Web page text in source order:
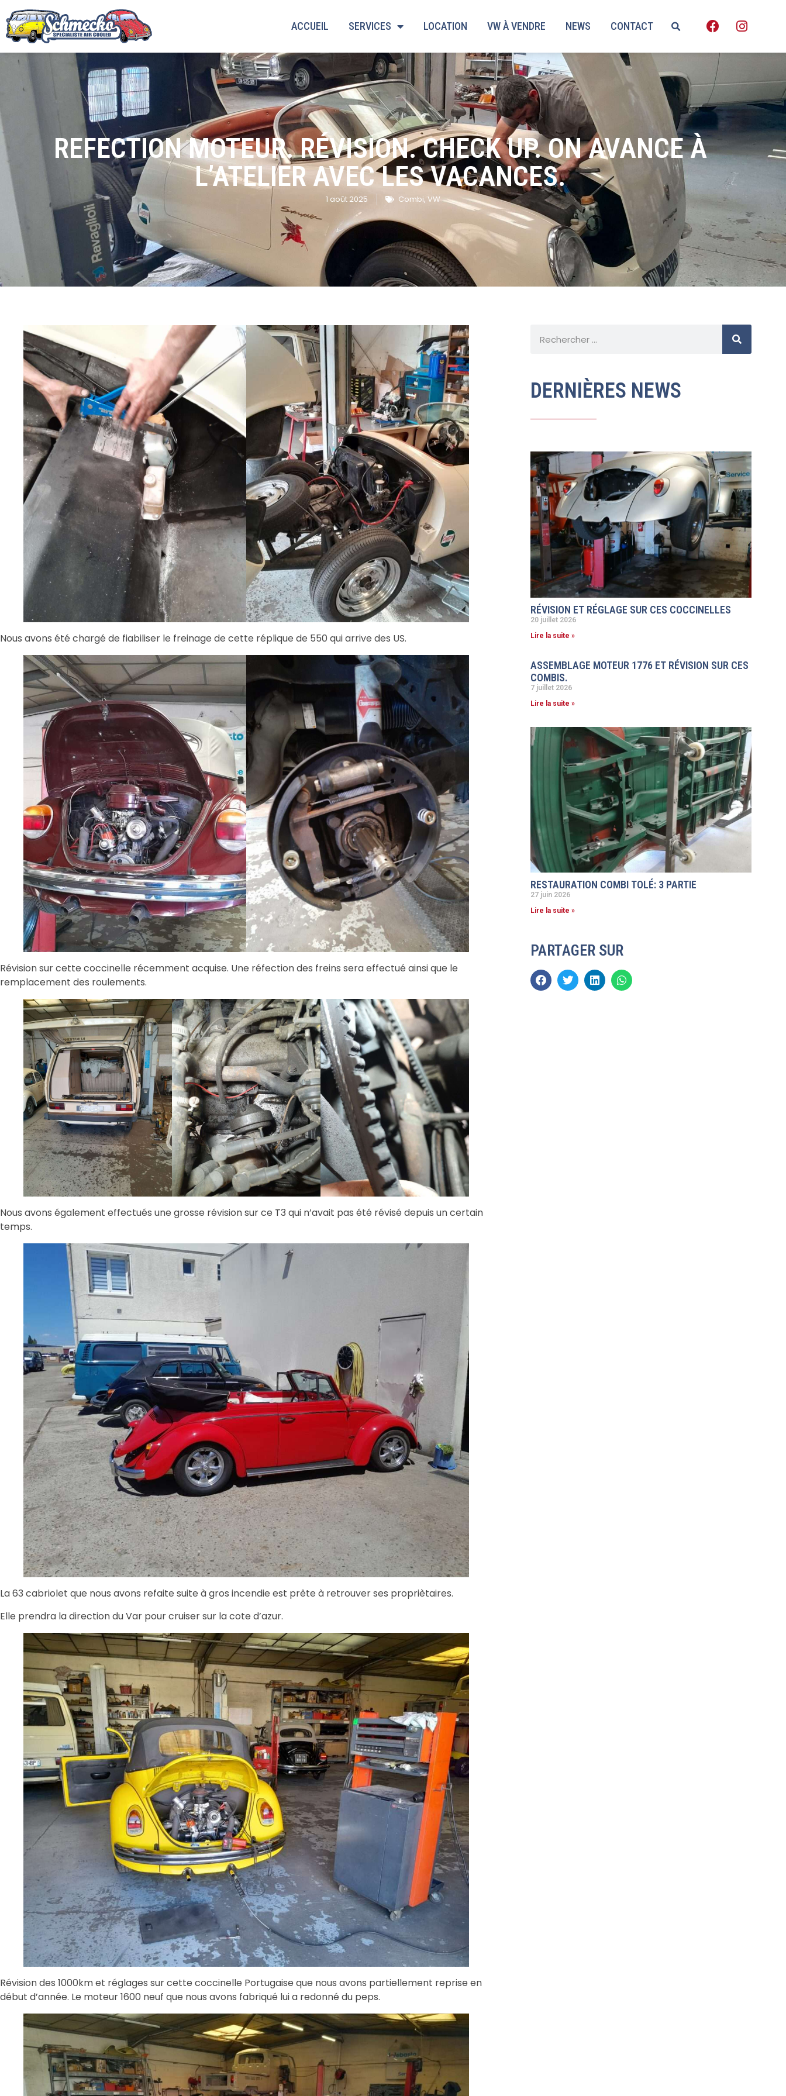
ACCUEIL SERVICES LOCATION VW À VENDRE NEWS CONTACT
REFECTION MOTEUR. RÉVISION. CHECK UP. ON AVANCE À
L’ATELIER AVEC LES VACANCES.
1 août 2025 Combi, VW
Nous avons été chargé de fiabiliser le freinage de cette réplique de 550 qui arrive des US.
Révision sur cette coccinelle récemment acquise. Une réfection des freins sera effectué ainsi que le
remplacement des roulements.
Nous avons également effectués une grosse révision sur ce T3 qui n’avait pas été révisé depuis un certain
temps.
La 63 cabriolet que nous avons refaite suite à gros incendie est prête à retrouver ses propriètaires.
Elle prendra la direction du Var pour cruiser sur la cote d’azur.
Révision des 1000km et réglages sur cette coccinelle Portugaise que nous avons partiellement reprise en
début d’année. Le moteur 1600 neuf que nous avons fabriqué lui a redonné du peps.
DERNIÈRES NEWS
RÉVISION ET RÉGLAGE SUR CES COCCINELLES
20 juillet 2026
Lire la suite »
ASSEMBLAGE MOTEUR 1776 ET RÉVISION SUR CES
COMBIS.
7 juillet 2026
Lire la suite »
RESTAURATION COMBI TOLÉ: 3 PARTIE
27 juin 2026
Lire la suite »
PARTAGER SUR